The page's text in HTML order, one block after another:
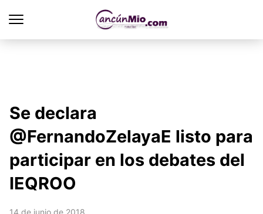
Se declara
@FernandoZelayaE listo para
participar en los debates del
IEQROO
14 de junio de 2018